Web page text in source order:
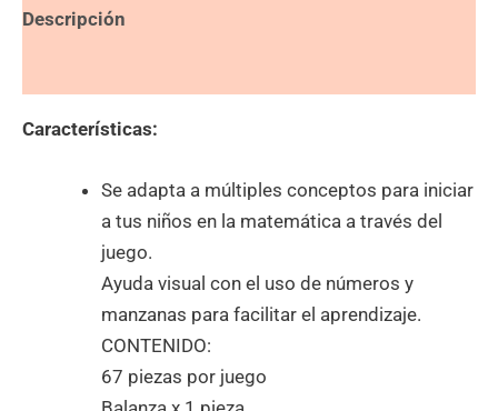
Descripción
Características:
Se adapta a múltiples conceptos para iniciar
a tus niños en la matemática a través del
juego.
Ayuda visual con el uso de números y
manzanas para facilitar el aprendizaje.
CONTENIDO:
67 piezas por juego